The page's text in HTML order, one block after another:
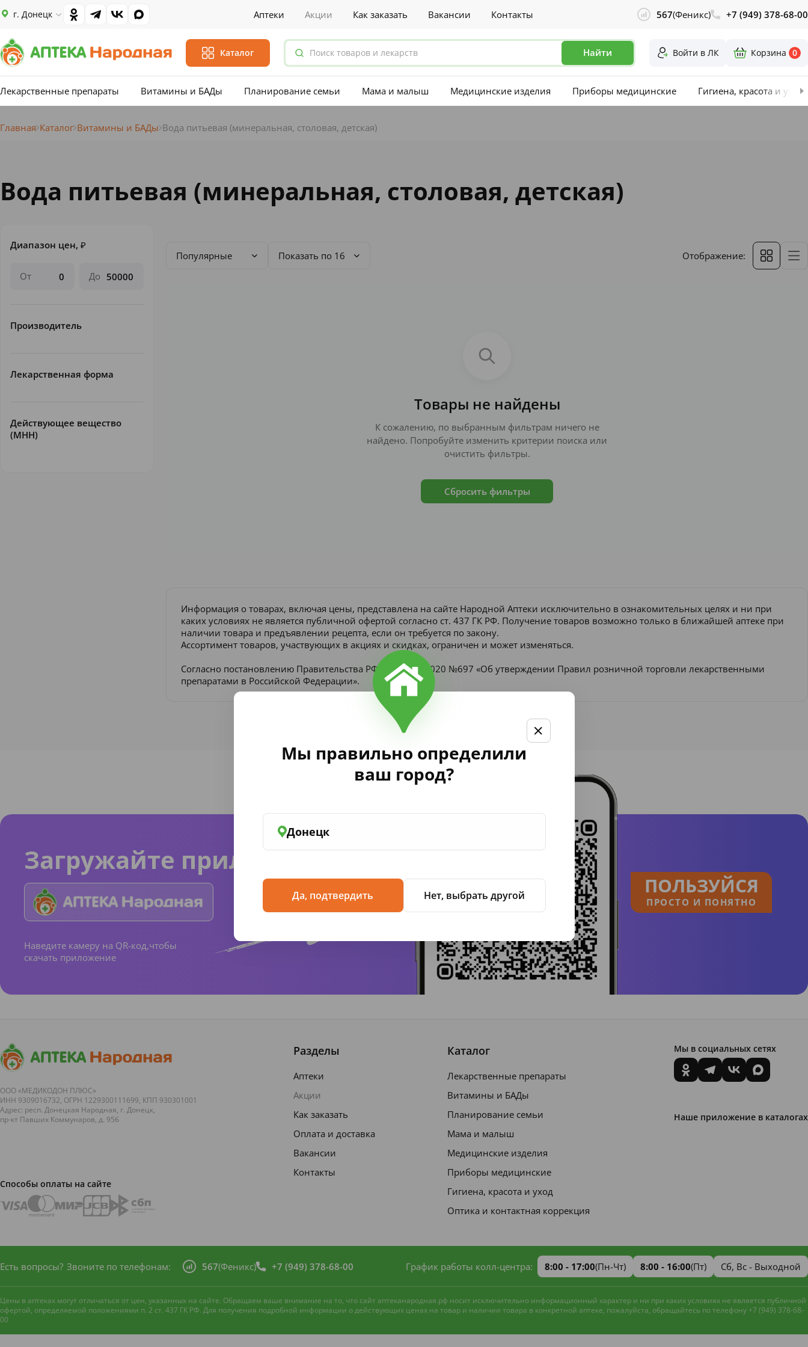
г. Донецк Аптеки Акции Как заказать Вакансии Контакты 567(Феникс) +7 (949) 378-68-00
Каталог Найти Войти в ЛК Корзина 0
Лекарственные препараты Витамины и БАДы Планирование семьи Мама и малыш Медицинские изделия Приборы медицинские Гигиена, красота и уход
Мы правильно определили
ваш город?
Донецк
Да, подтвердить Нет, выбрать другой
Главная Каталог Витамины и БАДы Вода питьевая (минеральная, столовая, детская)
Вода питьевая (минеральная, столовая, детская)
Диапазон цен, ₽
От До
Производитель
Лекарственная форма
Действующее вещество
(МНН)
Популярные Показать по 16 Отображение:
Товары не найдены
К сожалению, по выбранным фильтрам ничего не
найдено. Попробуйте изменить критерии поиска или
очистить фильтры.
Сбросить фильтры
Информация о товарах, включая цены, представлена на сайте Народной Аптеки исключительно в ознакомительных целях и ни при
каких условиях не является публичной офертой согласно ст. 437 ГК РФ. Получение товаров возможно только в ближайшей аптеке при
наличии товара и предъявлении рецепта, если он требуется по закону.
Ассортимент товаров, участвующих в акциях и скидках, ограничен и может изменяться.
Согласно постановлению Правительства РФ от 16 мая 2020 №697 «Об утверждении Правил розничной торговли лекарственными
препаратами в Российской Федерации».
Загружайте приложение
Наведите камеру на QR-код,чтобы
скачать приложение
ПОЛЬЗУЙСЯ
ПРОСТО И ПОНЯТНО
ООО «МЕДИКОДОН ПЛЮС»
ИНН 9309016732, ОГРН 1229300111699, КПП 930301001
Адрес: респ. Донецкая Народная, г. Донецк,
пр-кт Павших Коммунаров, д. 95б
Способы оплаты на сайте
Разделы
Аптеки
Акции
Как заказать
Оплата и доставка
Вакансии
Контакты
Каталог
Лекарственные препараты
Витамины и БАДы
Планирование семьи
Мама и малыш
Медицинские изделия
Приборы медицинские
Гигиена, красота и уход
Оптика и контактная коррекция
Мы в социальных сетях
Наше приложение в каталогах
Есть вопросы? Звоните по телефонам: 567(Феникс) +7 (949) 378-68-00 График работы колл-центра: 8:00 - 17:00(Пн-Чт) 8:00 - 16:00(Пт) Сб, Вс - Выходной
Цены в аптеках могут отличаться от цен, указанных на сайте. Обращаем ваше внимание на то, что сайт аптеканародная.рф носит исключительно информационный характер и ни при каких условиях не является публичной
офертой, определяемой положениями п. 2 ст. 437 ГК РФ. Для получения подробной информации о действующих ценах на товар и наличии товара в конкретной аптеке, пожалуйста, обращайтесь по телефону +7 (949) 378-68-
00
Наш сайт использует файлы cookie и